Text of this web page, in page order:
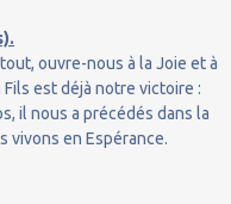
ouvre-nous à la Joie et à
Fils est déjà notre victoire :
il nous a précédés dans la
vivons en Espérance.